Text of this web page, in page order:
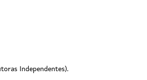
Independentes).